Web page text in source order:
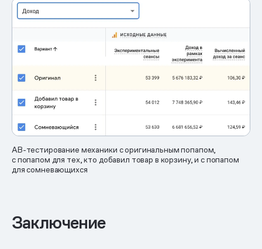
AB-тестирование механики с оригинальным попапом,
с попапом для тех, кто добавил товар в корзину, и с попапом
для сомневающихся
Заключение